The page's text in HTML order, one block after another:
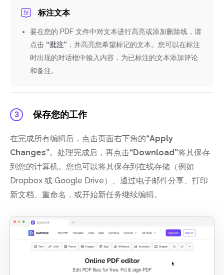
标注文本
要在您的 PDF 文件中对文本进行高亮或添加删除线，请
点击 “批注” ，并高亮您希望标记的文本。您可以在标注
时出现的对话框中输入内容，为已标注的文本添加评论
和备注。
3 保存您的工作
在完成所有编辑后，点击页面右下角的“Apply
Changes”。处理完成后，再点击“Download”将其保存
到您的计算机。您也可以将其保存到在线存储（例如
Dropbox 或 Google Drive）、通过电子邮件分享、打印
新文档、重命名，或开始新任务继续编辑。